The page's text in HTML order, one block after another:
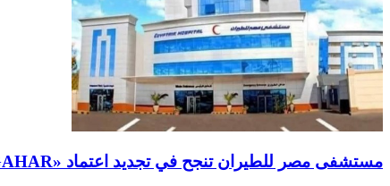
مستشفى مصر للطيران تنجح في تجديد اعتماد «GAHAR» المعترف به عالمياً من «إسكوا»